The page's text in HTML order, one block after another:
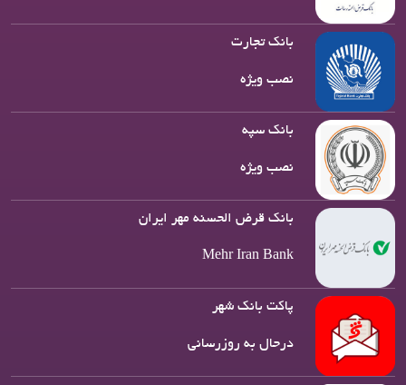
بانک تجارت
نصب ویژه
بانک سپه
نصب ویژه
بانک قرض الحسنه مهر ایران
Mehr Iran Bank
پاکت بانک شهر
درحال به روزرسانی